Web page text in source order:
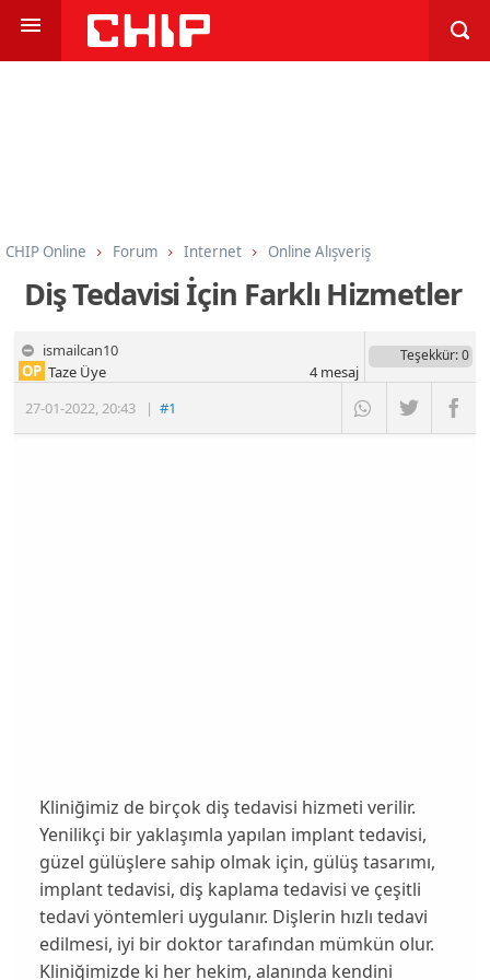
CHIP Online Forum Internet Online Alışveriş
Diş Tedavisi İçin Farklı Hizmetler
ismailcan10
27-01-2022,20:43 |#1
OP Taze Üye
Teşekkür: 0
4mesaj
Kliniğimiz de birçok diş tedavisi hizmeti verilir.
Yenilikçi bir yaklaşımla yapılan implant tedavisi,
güzel gülüşlere sahip olmak için, gülüş tasarımı,
implant tedavisi, diş kaplama tedavisi ve çeşitli
tedavi yöntemleri uygulanır. Dişlerin hızlı tedavi
edilmesi, iyi bir doktor tarafından mümkün olur.
Kliniğimizde ki her hekim, alanında kendini